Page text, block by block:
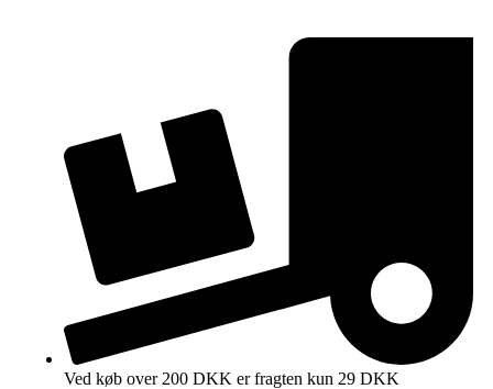
Ved køb over 200 DKK er fragten kun 29 DKK